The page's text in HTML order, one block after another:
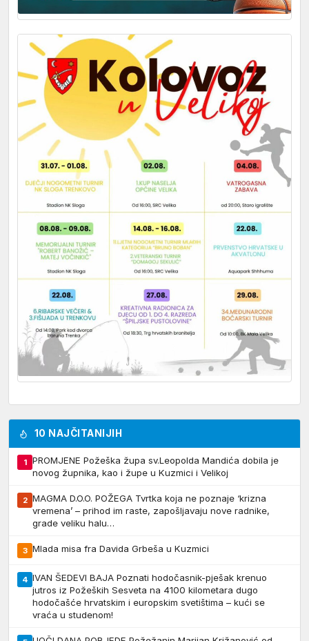
10 NAJČITANIJIH
1
PROMJENE Požeška župa sv.Leopolda Mandića dobila je
novog župnika, kao i župe u Kuzmici i Velikoj
2 MAGMA D.O.O. POŽEGA Tvrtka koja ne poznaje ‘krizna
vremena’ – prihod im raste, zapošljavaju nove radnike,
grade veliku halu…
3 Mlada misa fra Davida Grbeša u Kuzmici
4 IVAN ŠEDEVI BAJA Poznati hodočasnik-pješak krenuo
jutros iz Požeških Sesveta na 4100 kilometara dugo
hodočašće hrvatskim i europskim svetištima – kući se
vraća u studenom!